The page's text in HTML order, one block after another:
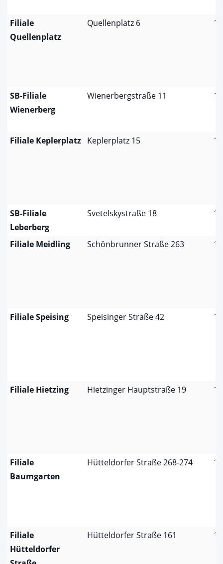
Filiale
Quellenplatz
Quellenplatz 6
SB-Filiale
Wienerberg
Wienerbergstraße 11
Filiale Keplerplatz Keplerplatz 15
SB-Filiale
Leberberg
Svetelskystraße 18
Filiale Meidling Schönbrunner Straße 263
Filiale Speising Speisinger Straße 42
Filiale Hietzing Hietzinger Hauptstraße 19
Filiale
Baumgarten
Hütteldorfer Straße 268-274
Filiale
Hütteldorfer
Hütteldorfer Straße 161